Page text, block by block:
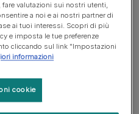
fare valutazioni sui nostri utenti,
a noi e ai nostri partner di
ai tuoi interessi. Scopri di più
e imposta le tue preferenze
cliccando sul link "Impostazioni
informazioni
cookie